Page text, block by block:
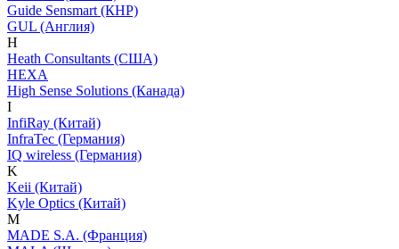
Guide Sensmart (КНР)
GUL (Англия)
H
Heath Consultants (США)
HEXA
High Sense Solutions (Канада)
I
InfiRay (Китай)
InfraTec (Германия)
IQ wireless (Германия)
K
Keii (Китай)
Kyle Optics (Китай)
M
MADE S.A. (Франция)